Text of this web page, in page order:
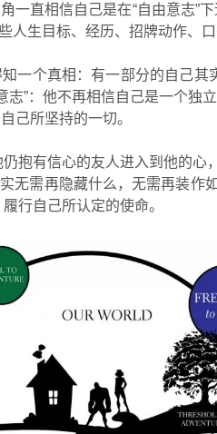
一直相信自己是在“自由意志”
人生目标、经历、招牌动作、
一个真相：有一部分的自己其
”：他不再相信自己是一个独
己所坚持的一切。
抱有信心的友人进入到他的
无需再隐藏什么，无需再装作
行自己所认定的使命。